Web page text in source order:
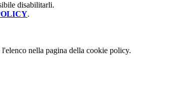
disabilitarli.
.
nella pagina della cookie policy.